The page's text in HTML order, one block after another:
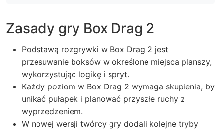
Zasady gry Box Drag 2
Podstawą rozgrywki w Box Drag 2 jest
przesuwanie boksów w określone miejsca planszy,
wykorzystując logikę i spryt.
Każdy poziom w Box Drag 2 wymaga skupienia, by
unikać pułapek i planować przyszłe ruchy z
wyprzedzeniem.
W nowej wersji twórcy gry dodali kolejne tryby